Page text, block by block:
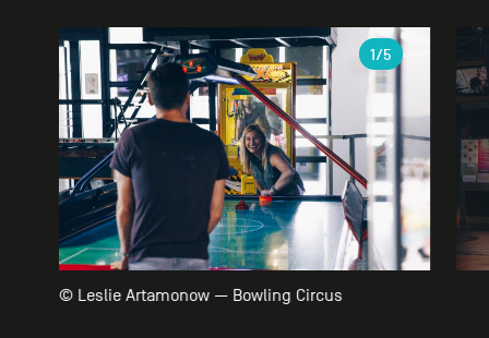
Galerie
© Leslie Artamonow — Bowling Circus
1/5